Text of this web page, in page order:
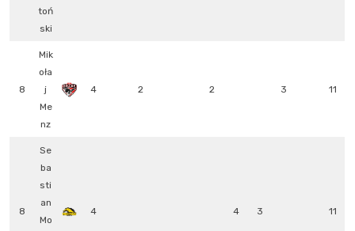
toń
ski
8
Mik
oła
j
Me
nz
4 2 2 3 11
8
Se
ba
sti
an
Mo
4 4 3 11